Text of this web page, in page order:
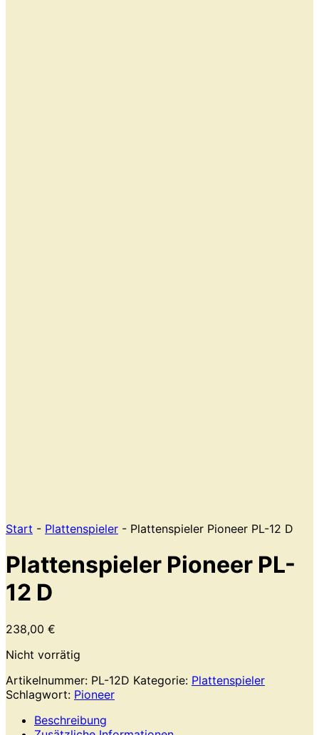
Start - Plattenspieler - Plattenspieler Pioneer PL-12 D
Plattenspieler Pioneer PL-
12 D
238,00 €
Nicht vorrätig
Artikelnummer: PL-12D Kategorie: Plattenspieler
Schlagwort: Pioneer
Beschreibung